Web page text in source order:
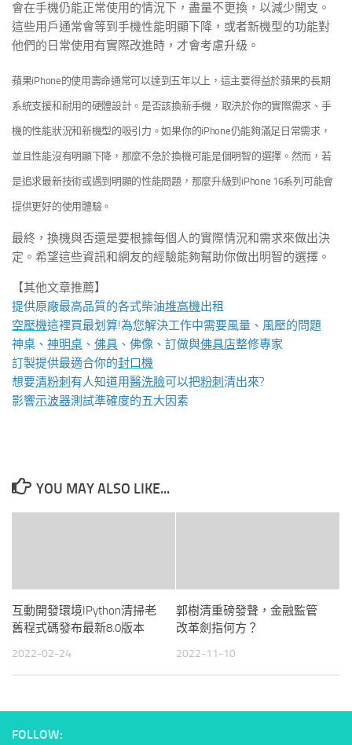
會在手機仍能正常使用的情況下，盡量不更換，以減少開支。
這些用戶通常會等到手機性能明顯下降，或者新機型的功能對
他們的日常使用有實際改進時，才會考慮升級。
蘋果iPhone的使用壽命通常可以達到五年以上，這主要得益於蘋果的長期
系統支援和耐用的硬體設計。是否該換新手機，取決於你的實際需求、手
機的性能狀況和新機型的吸引力。如果你的iPhone仍能夠滿足日常需求，
並且性能沒有明顯下降，那麼不急於換機可能是個明智的選擇。然而，若
是追求最新技術或遇到明顯的性能問題，那麼升級到iPhone 16系列可能會
提供更好的使用體驗。
最終，換機與否還是要根據每個人的實際情況和需求來做出決
定。希望這些資訊和網友的經驗能夠幫助你做出明智的選擇。
【其他文章推薦】
提供原廠最高品質的各式柴油堆高機出租
空壓機這裡買最划算!為您解決工作中需要風量、風壓的問題
神桌、 神明桌 、 佛具 、佛像、訂做與佛具店整修專家
訂製提供最適合你的封口機
想要清粉刺 有人知道用醫洗臉可以把粉刺 清出來?
影響示波器測試準確度的五大因素
YOU MAY ALSO LIKE...
互動開發環境IPython清掃老
舊程式碼發布最新8.0版本
2022-02-24
郭樹清重磅發聲，金融監管
改革劍指何方？
2022-11-10
FOLLOW: